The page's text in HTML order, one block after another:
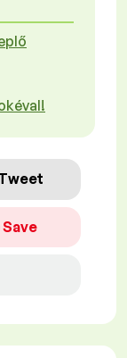
Save